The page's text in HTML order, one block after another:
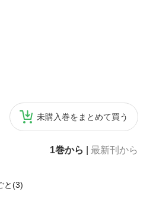
未購入巻をまとめて買う
1巻から 最新刊から
と(3)